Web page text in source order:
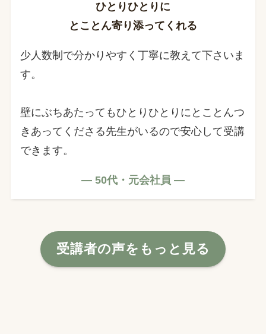
ひとりひとりに
とことん寄り添ってくれる
少人数制で分かりやすく丁寧に教えて下さいま
す。
壁にぶちあたってもひとりひとりにとことんつ
きあってくださる先生がいるので安心して受講
できます。
— 50代・元会社員 —
受講者の声をもっと見る